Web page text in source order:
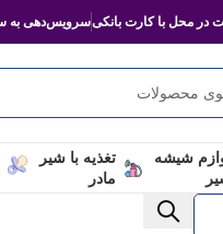
در محل با کارت بانکیسرویس‌دهی به
شیشه
تغذیه با شیر
مادر